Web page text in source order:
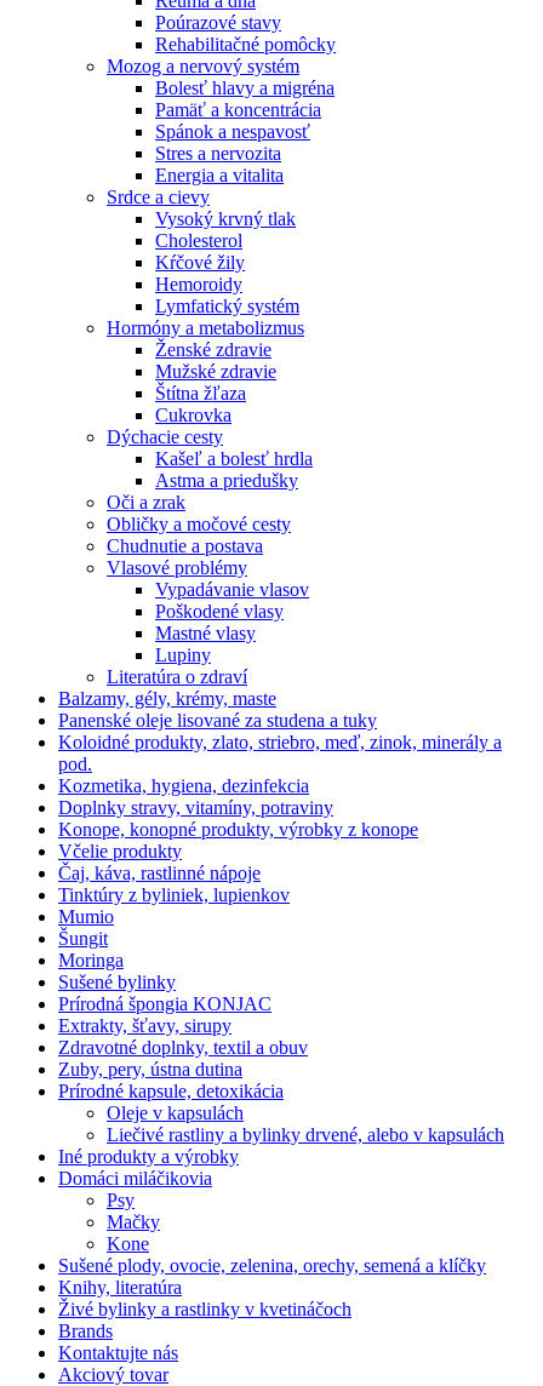
Poúrazové stavy
Rehabilitačné pomôcky
Mozog a nervový systém
Bolesť hlavy a migréna
Pamäť a koncentrácia
Spánok a nespavosť
Stres a nervozita
Energia a vitalita
Srdce a cievy
Vysoký krvný tlak
Cholesterol
Kŕčové žily
Hemoroidy
Lymfatický systém
Hormóny a metabolizmus
Ženské zdravie
Mužské zdravie
Štítna žľaza
Cukrovka
Dýchacie cesty
Kašeľ a bolesť hrdla
Astma a priedušky
Oči a zrak
Obličky a močové cesty
Chudnutie a postava
Vlasové problémy
Vypadávanie vlasov
Poškodené vlasy
Mastné vlasy
Lupiny
Literatúra o zdraví
Balzamy, gély, krémy, maste
Panenské oleje lisované za studena a tuky
Koloidné produkty, zlato, striebro, meď, zinok, minerály a
pod.
Kozmetika, hygiena, dezinfekcia
Doplnky stravy, vitamíny, potraviny
Konope, konopné produkty, výrobky z konope
Včelie produkty
Čaj, káva, rastlinné nápoje
Tinktúry z byliniek, lupienkov
Mumio
Šungit
Moringa
Sušené bylinky
Prírodná špongia KONJAC
Extrakty, šťavy, sirupy
Zdravotné doplnky, textil a obuv
Zuby, pery, ústna dutina
Prírodné kapsule, detoxikácia
Oleje v kapsulách
Liečivé rastliny a bylinky drvené, alebo v kapsulách
Iné produkty a výrobky
Domáci miláčikovia
Psy
Mačky
Kone
Sušené plody, ovocie, zelenina, orechy, semená a klíčky
Knihy, literatúra
Živé bylinky a rastlinky v kvetináčoch
Brands
Kontaktujte nás
Akciový tovar